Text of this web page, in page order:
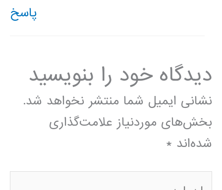
پاسخ
دیدگاه‌ خود را بنویسید
نشانی ایمیل شما منتشر نخواهد شد.
بخش‌های موردنیاز علامت‌گذاری
شده‌اند *
اینجا